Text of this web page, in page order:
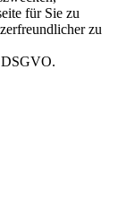
für Sie zu
zu
DSGVO.